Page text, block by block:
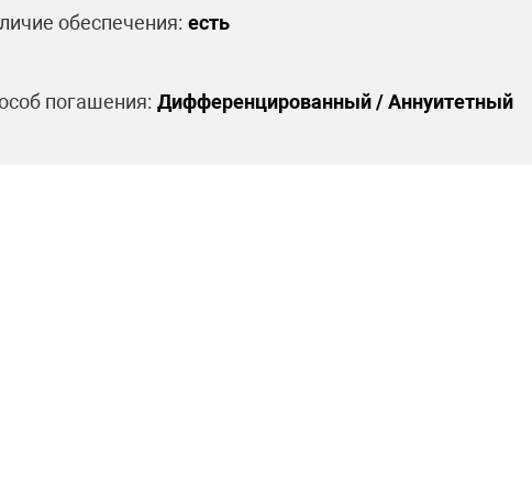
обеспечения: есть
погашения: Дифференцированный / Аннуитетный